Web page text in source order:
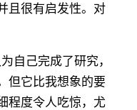
且很有启发性。对
自己完成了研究，
但它比我想象的要
程度令人吃惊，尤